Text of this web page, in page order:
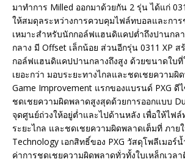
มาทำการ Milled ออกมาด้วยกัน 2 รุ่น ได้แก่
ให้สมดุลระหว่างการควบคุมไฟล์ทบอลและกา
เหมาะสำหรับนักกอล์ฟแฮนดิแคปต่ำถึงปานกล
กลาง มี Offset เล็กน้อย ส่วนอีกรุ่น 0311 XP ส
กอล์ฟแฮนดิแคปปานกลางถึงสูง ด้วยขนาดใบ
เยอะกว่า มอบระยะทางไกลและชดเชยความ
Game Improvement แรกของแบรนด์ PXG ดี
ชดเชยความผิดพลาดสูงสุดด้วยการออกแบบ
จุดศูนย์ถ่วงให้อยู่ต่ำและไปด้านหลัง เพื่อให้ไฟล์
ระยะไกล และชดเชยความผิดพลาดเต็มที่ ภาย
Technology เอกสิทธิ์ของ PXG วัสดุโพลีเมอร์
ค่าการชดเชยความผิดพลาดทั่วทั้งใบเหล็กเวล